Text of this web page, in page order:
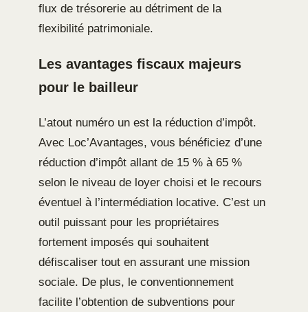
flux de trésorerie au détriment de la
flexibilité patrimoniale.
Les avantages fiscaux majeurs
pour le bailleur
L’atout numéro un est la réduction d’impôt.
Avec Loc’Avantages, vous bénéficiez d’une
réduction d’impôt allant de 15 % à 65 %
selon le niveau de loyer choisi et le recours
éventuel à l’intermédiation locative. C’est un
outil puissant pour les propriétaires
fortement imposés qui souhaitent
défiscaliser tout en assurant une mission
sociale. De plus, le conventionnement
facilite l’obtention de subventions pour